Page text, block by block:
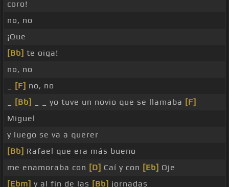
coro!
no, no
¡Que
[Bb] te oiga!
no, no
[F] no, no
[Bb] _ _ yo tuve un novio que se llamaba [F]
Miguel
y luego se va a querer
[Bb] Rafael que era más bueno
me enamoraba con [D] Caí y con [Eb] Oje
[Ebm] y al fin de las [Bb] jornadas